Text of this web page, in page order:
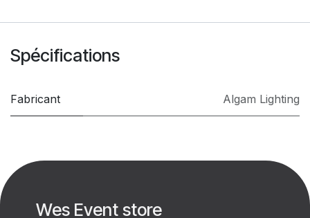
Spécifications
Fabricant Algam Lighting
Wes Event store